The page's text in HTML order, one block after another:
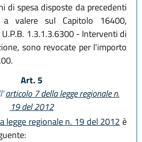
di spesa disposte da precedenti
a valere sul Capitolo 16400,
1.3.1.3.6300 - Interventi di
sono revocate per l'importo
Art. 5
articolo 7 della legge regionale n.
19 del 2012
legge regionale n. 19 del 2012 è